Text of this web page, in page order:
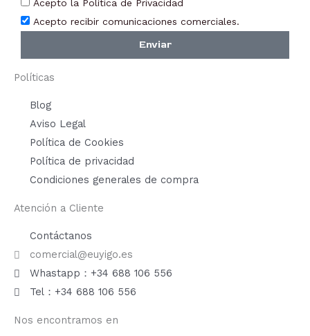
de
producto
Acepto la Política de Privacidad
Acepto recibir comunicaciones comerciales.
Enviar
Políticas
Blog
Aviso Legal
Política de Cookies
Política de privacidad
Condiciones generales de compra
Atención a Cliente
Contáctanos
comercial@euyigo.es
Whastapp：+34 688 106 556
Tel：+34 688 106 556
Nos encontramos en